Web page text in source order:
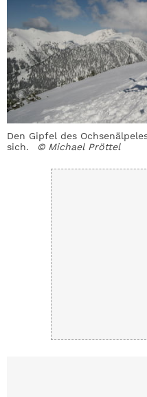
Den Gipfel des
sich.
© Michael Pröttel